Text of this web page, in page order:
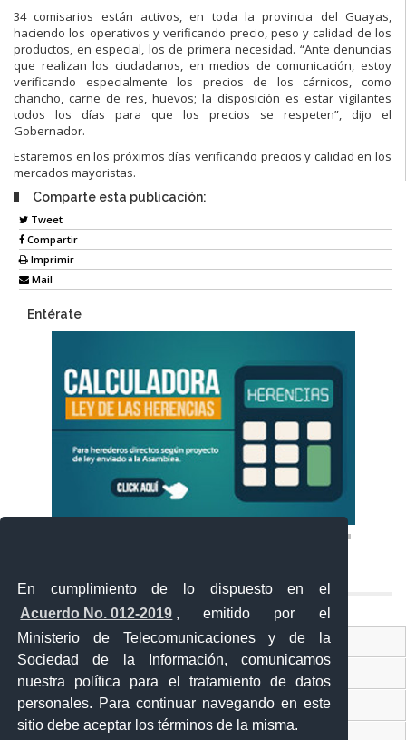
En cumplimiento de lo dispuesto en el
Acuerdo No. 012-2019 , emitido por el
Ministerio de Telecomunicaciones y de la
Sociedad de la Información, comunicamos
nuestra política para el tratamiento de datos
personales. Para continuar navegando en este
sitio debe aceptar los términos de la misma.
34 comisarios están activos, en toda la provincia del Guayas,
haciendo los operativos y verificando precio, peso y calidad de los
productos, en especial, los de primera necesidad. “Ante denuncias
que realizan los ciudadanos, en medios de comunicación, estoy
verificando especialmente los precios de los cárnicos, como
chancho, carne de res, huevos; la disposición es estar vigilantes
todos los días para que los precios se respeten”, dijo el
Gobernador.
Estaremos en los próximos días verificando precios y calidad en los
mercados mayoristas.
Comparte esta publicación:
Tweet
Compartir
Imprimir
Mail
Entérate
Ventanilla Única Virtual
Ventanilla Única de Comercio Exterior
Gobierno Abierto